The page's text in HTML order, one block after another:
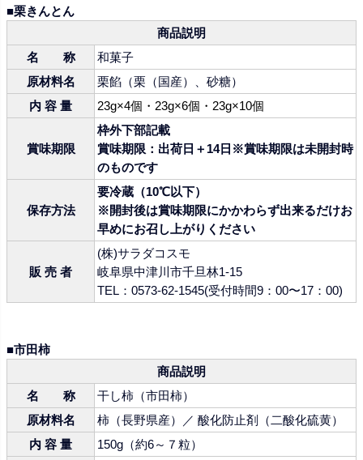
■栗きんとん
商品説明
名 称
和菓子
原材料名
栗餡（栗（国産）、砂糖）
内 容 量
23g×4個・23g×6個・23g×10個
賞味期限
枠外下部記載
賞味期限：出荷日＋14日※賞味期限は未開封時
のものです
保存方法
要冷蔵（10℃以下）
※開封後は賞味期限にかかわらず出来るだけお
早めにお召し上がりください
販 売 者
(株)サラダコスモ
岐阜県中津川市千旦林1-15
TEL：0573-62-1545(受付時間9：00〜17：00)
■市田柿
商品説明
名 称
干し柿（市田柿）
原材料名
柿（長野県産）／ 酸化防止剤（二酸化硫黄）
内 容 量
150g（約6～７粒）